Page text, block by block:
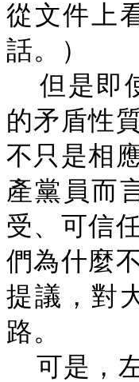
從文件上
話。）
但是即
的矛盾性
不只是相
產黨員而
受、可信
們為什麼
提議，對
路。
可是，